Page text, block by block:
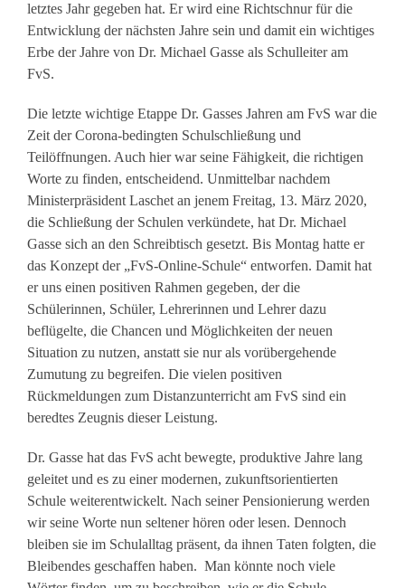
letztes Jahr gegeben hat. Er wird eine Richtschnur für die
Entwicklung der nächsten Jahre sein und damit ein wichtiges
Erbe der Jahre von Dr. Michael Gasse als Schulleiter am
FvS.
Die letzte wichtige Etappe Dr. Gasses Jahren am FvS war die
Zeit der Corona-bedingten Schulschließung und
Teilöffnungen. Auch hier war seine Fähigkeit, die richtigen
Worte zu finden, entscheidend. Unmittelbar nachdem
Ministerpräsident Laschet an jenem Freitag, 13. März 2020,
die Schließung der Schulen verkündete, hat Dr. Michael
Gasse sich an den Schreibtisch gesetzt. Bis Montag hatte er
das Konzept der „FvS-Online-Schule“ entworfen. Damit hat
er uns einen positiven Rahmen gegeben, der die
Schülerinnen, Schüler, Lehrerinnen und Lehrer dazu
beflügelte, die Chancen und Möglichkeiten der neuen
Situation zu nutzen, anstatt sie nur als vorübergehende
Zumutung zu begreifen. Die vielen positiven
Rückmeldungen zum Distanzunterricht am FvS sind ein
beredtes Zeugnis dieser Leistung.
Dr. Gasse hat das FvS acht bewegte, produktive Jahre lang
geleitet und es zu einer modernen, zukunftsorientierten
Schule weiterentwickelt. Nach seiner Pensionierung werden
wir seine Worte nun seltener hören oder lesen. Dennoch
bleiben sie im Schulalltag präsent, da ihnen Taten folgten, die
Bleibendes geschaffen haben. Man könnte noch viele